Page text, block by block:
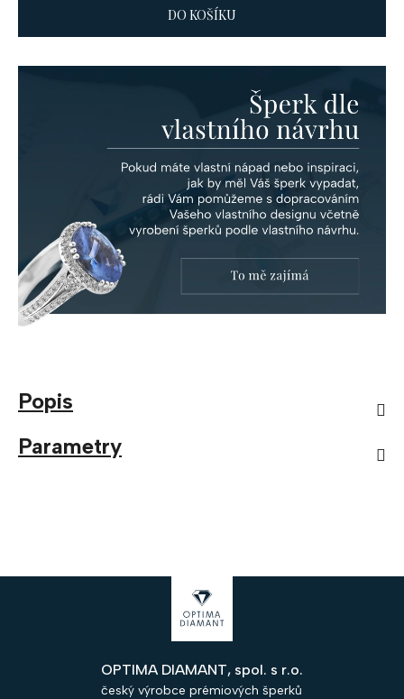
DO KOŠÍKU
Popis
Parametry
OPTIMA DIAMANT, spol. s r.o.
český výrobce prémiových šperků